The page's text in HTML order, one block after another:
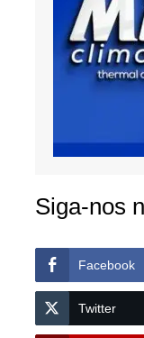
Siga-nos
Facebook
Twitter